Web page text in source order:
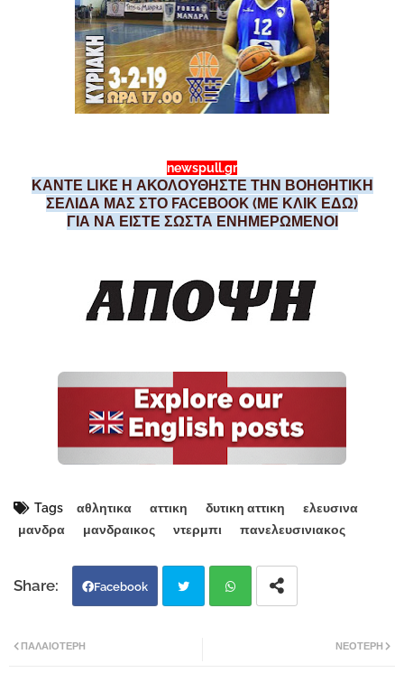
newspull.gr
ΚΑΝΤΕ LIKE Η ΑΚΟΛΟΥΘΗΣΤΕ ΤΗΝ ΒΟΗΘΗΤΙΚΗ
ΣΕΛΙΔΑ ΜΑΣ ΣΤΟ FACEBOOK (ΜΕ ΚΛΙΚ ΕΔΩ)
ΓΙΑ ΝΑ ΕΙΣΤΕ ΣΩΣΤΑ ΕΝΗΜΕΡΩΜΕΝΟΙ
Tags αθλητικα αττικη δυτικη αττικη
ελευσινα
μανδρα
μανδραικος ντερμπι πανελευσινιακος
Facebook
ΝΕΌΤΕΡΗ
ΠΑΛΑΙΌΤΕΡΗ